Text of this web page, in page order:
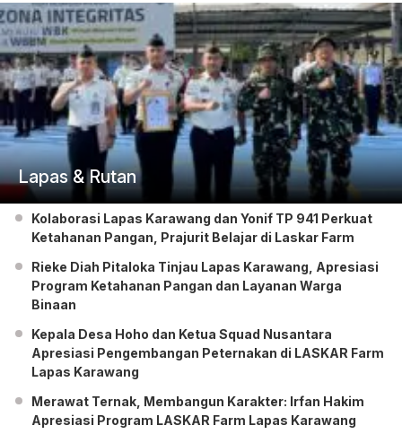
Lapas & Rutan
Kolaborasi Lapas Karawang dan Yonif TP 941 Perkuat
Ketahanan Pangan, Prajurit Belajar di Laskar Farm
Rieke Diah Pitaloka Tinjau Lapas Karawang, Apresiasi
Program Ketahanan Pangan dan Layanan Warga
Binaan
Kepala Desa Hoho dan Ketua Squad Nusantara
Apresiasi Pengembangan Peternakan di LASKAR Farm
Lapas Karawang
Merawat Ternak, Membangun Karakter: Irfan Hakim
Apresiasi Program LASKAR Farm Lapas Karawang